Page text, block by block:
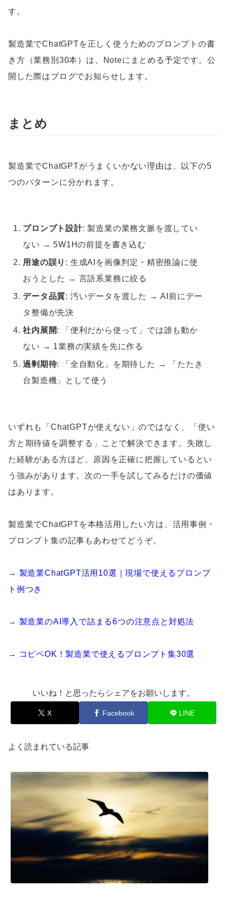
す。
製造業でChatGPTを正しく使うためのプロンプトの書
き方（業務別30本）は、Noteにまとめる予定です。公
開した際はブログでお知らせします。
まとめ
製造業でChatGPTがうまくいかない理由は、以下の5
つのパターンに分かれます。
プロンプト設計: 製造業の業務文脈を渡してい
ない → 5W1Hの前提を書き込む
用途の誤り : 生成AIを画像判定・精密推論に使
おうとした → 言語系業務に絞る
データ品質: 汚いデータを渡した → AI前にデー
タ整備が先決
社内展開: 「便利だから使って」では誰も動か
ない → 1業務の実績を先に作る
過剰期待: 「全自動化」を期待した → 「たたき
台製造機」として使う
いずれも「ChatGPTが使えない」のではなく、「使い
方と期待値を調整する」ことで解決できます。失敗し
た経験がある方ほど、原因を正確に把握しているとい
う強みがあります。次の一手を試してみるだけの価値
はあります。
製造業でChatGPTを本格活用したい方は、活用事例・
プロンプト集の記事もあわせてどうぞ。
→ 製造業ChatGPT活用10選｜現場で使えるプロンプ
ト例つき
→ 製造業のAI導入で詰まる6つの注意点と対処法
→ コピペOK！製造業で使えるプロンプト集30選
いいね！と思ったらシェアをお願いします。
X Facebook LINE
よく読まれている記事